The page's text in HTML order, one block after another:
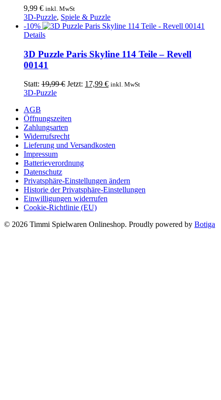
9,99 € inkl. MwSt
3D-Puzzle, Spiele & Puzzle
-10%
Details
3D Puzzle Paris Skyline 114 Teile – Revell
00141
Statt: 19,99€ Ursprünglicher
Jetzt: 17,99 €Aktueller
inkl. MwSt
3D-Puzzle
AGB
Öffnungszeiten
Zahlungsarten
Widerrufsrecht
Lieferung und Versandkosten
Impressum
Batterieverordnung
Datenschutz
Privatsphäre-Einstellungen ändern
Historie der Privatsphäre-Einstellungen
Einwilligungen widerrufen
Cookie-Richtlinie (EU)
© 2026 Timmi Spielwaren Onlineshop. Proudly powered by Botiga